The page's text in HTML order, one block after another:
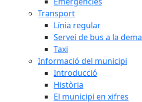
Transport
Línia regular
Servei de bus a la
Taxi
Informació del municipi
Introducció
Història
El municipi en xifres